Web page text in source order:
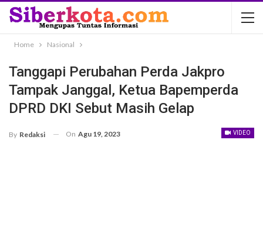
Home Nasional
Tanggapi Perubahan Perda Jakpro
Tampak Janggal, Ketua Bapemperda
DPRD DKI Sebut Masih Gelap
VIDEO
By Redaksi On Agu 19, 2023